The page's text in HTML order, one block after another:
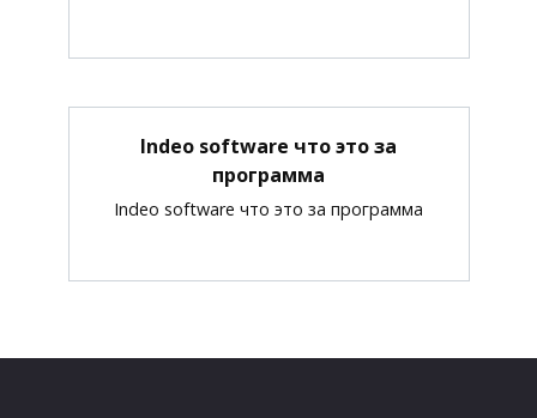
Indeo software что это за
программа
Indeo software что это за программа